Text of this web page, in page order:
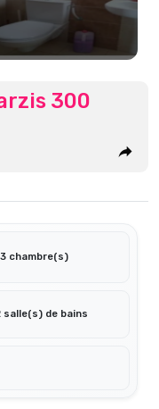
300
3 chambre(s)
salle(s) de bains